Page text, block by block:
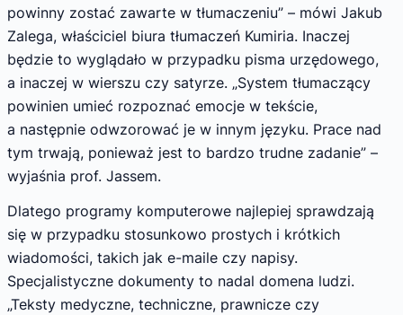
powinny zostać zawarte w tłumaczeniu” – mówi Jakub
Zalega, właściciel biura tłumaczeń Kumiria. Inaczej
będzie to wyglądało w przypadku pisma urzędowego,
a inaczej w wierszu czy satyrze. „System tłumaczący
powinien umieć rozpoznać emocje w tekście,
a następnie odwzorować je w innym języku. Prace nad
tym trwają, ponieważ jest to bardzo trudne zadanie” –
wyjaśnia prof. Jassem.
Dlatego programy komputerowe najlepiej sprawdzają
się w przypadku stosunkowo prostych i krótkich
wiadomości, takich jak e-maile czy napisy.
Specjalistyczne dokumenty to nadal domena ludzi.
„Teksty medyczne, techniczne, prawnicze czy